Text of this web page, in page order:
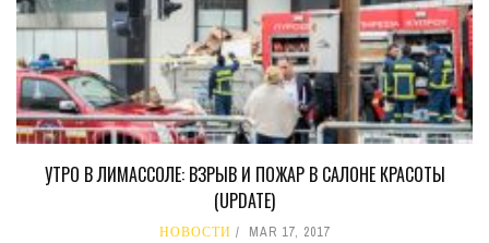
УТРО В ЛИМАССОЛЕ: ВЗРЫВ И ПОЖАР В САЛОНЕ КРАСОТЫ
(UPDATE)
НОВОСТИ MAR 17, 2017